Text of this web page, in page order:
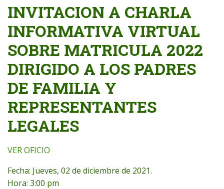
INVITACION A CHARLA
INFORMATIVA VIRTUAL
SOBRE MATRICULA 2022
DIRIGIDO A LOS PADRES
DE FAMILIA Y
REPRESENTANTES
LEGALES
VER OFICIO
Fecha: Jueves, 02 de diciembre de 2021.
Hora: 3:00 pm